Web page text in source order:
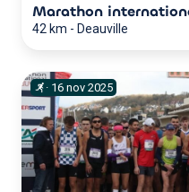
Marathon
42 km - Deauville
· 16 nov 2025